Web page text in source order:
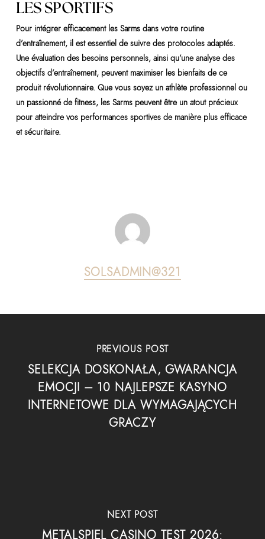
LES SPORTIFS
Pour intégrer efficacement les Sarms dans votre routine
d’entraînement, il est essentiel de suivre des protocoles adaptés.
Une évaluation des besoins personnels, ainsi qu’une analyse des
objectifs d’entraînement, peuvent maximiser les bienfaits de ce
produit révolutionnaire. Que vous soyez un athlète professionnel ou
un passionné de fitness, les Sarms peuvent être un atout précieux
pour atteindre vos performances sportives de manière plus efficace
et sécuritaire.
SOLSADMIN@321
PREVIOUS POST
SELEKCJA DOSKONAŁA, GWARANCJA
EMOCJI – 10 NAJLEPSZE KASYNO
INTERNETOWE DLA WYMAGAJĄCYCH
GRACZY
NEXT POST
METALSPIEL CASINO TEST 2026: